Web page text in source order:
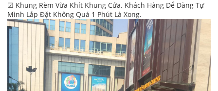
☑ Khung Rèm Vừa Khít Khung Cửa. Khách Hàng Dể Dàng Tự
Mình Lắp Đặt Không Quá 1 Phút Là Xong.